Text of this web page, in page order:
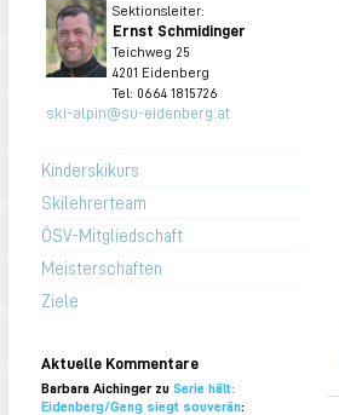
Sektionsleiter:
Ernst Schmidinger
Teichweg 25
4201 Eidenberg
Tel: 0664 1815726
ski-alpin@su-eidenberg.at
Kinderskikurs
Skilehrerteam
ÖSV-Mitgliedschaft
Meisterschaften
Ziele
Aktuelle Kommentare
Barbara Aichinger zu Serie hält:
Eidenberg/Geng siegt souverän: